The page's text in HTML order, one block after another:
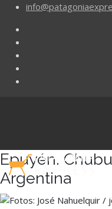
Epuyén,
Argentina